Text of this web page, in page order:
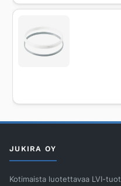
JUKIRA OY
Kotimaista luotettavaa LVI-